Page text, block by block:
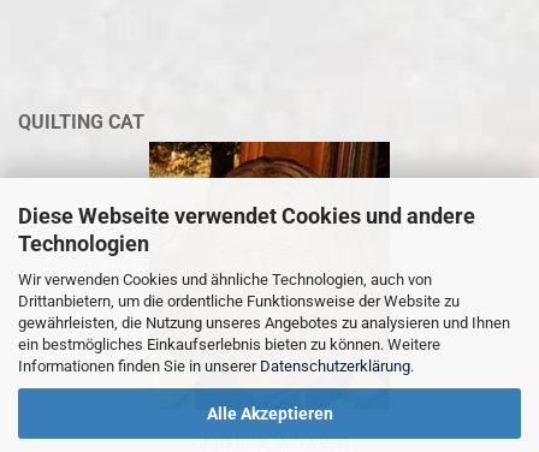
Diese Webseite verwendet Cookies und andere
Technologien
Wir verwenden Cookies und ähnliche Technologien, auch von
Drittanbietern, um die ordentliche Funktionsweise der Website zu
gewährleisten, die Nutzung unseres Angebotes zu analysieren und Ihnen
ein bestmögliches Einkaufserlebnis bieten zu können. Weitere
Informationen finden Sie in unserer Datenschutzerklärung.
Alle Akzeptieren
QUILTING CAT
Christina Schween